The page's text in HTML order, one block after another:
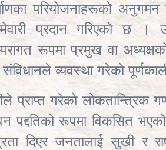
परियोजनाहरूको
प्रदान गरिएको छ ।
रूपमा प्रमुख वा
व्यवस्था गरेको
प्राप्त गरेको
पद्दतिको रूपमा विकसित
दिएर जनतालाई सुखी र